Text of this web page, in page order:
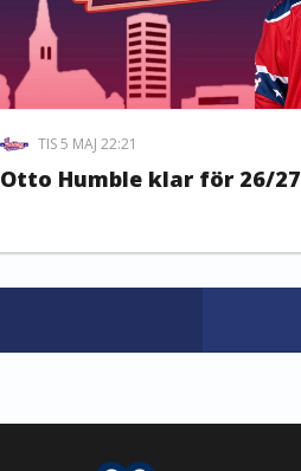
TIS 5 MAJ 22:21
Otto Humble klar för 26/27